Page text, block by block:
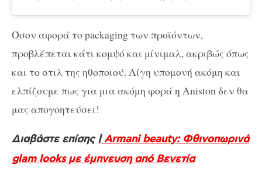
Όσον αφορά το packaging των προϊόντων,
προβλέπεται κάτι κομψό και μίνιμαλ, ακριβώς όπως
και το στιλ της ηθοποιού. Λίγη υπομονή ακόμη και
ελπίζουμε πως για μια ακόμη φορά η Aniston δεν θα
μας απογοητεύσει!
Διαβάστε επίσης |Armani beauty: Φθινοπωρινά
glam looks με έμπνευση από Βενετία